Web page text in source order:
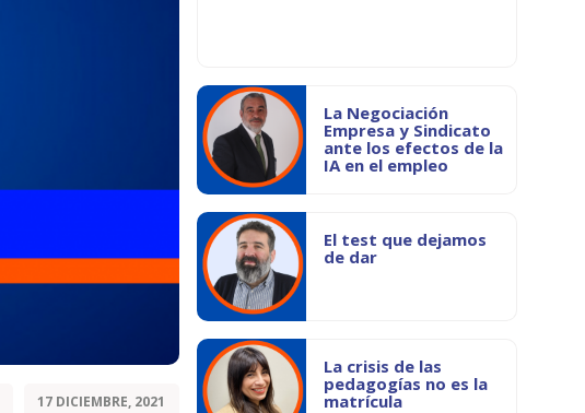
17 DICIEMBRE, 2021
La Negociación
Empresa y Sindicato
ante los efectos de la
IA en el empleo
El test que dejamos
de dar
La crisis de las
pedagogías no es la
matrícula